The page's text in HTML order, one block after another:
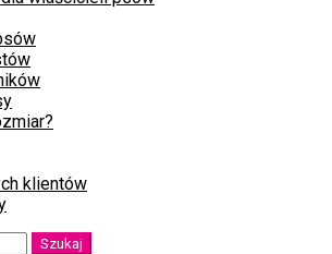
klientów
Szukaj